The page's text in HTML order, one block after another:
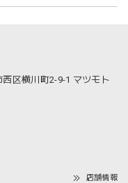
区横川町2-9-1 マツモト
店舗情報